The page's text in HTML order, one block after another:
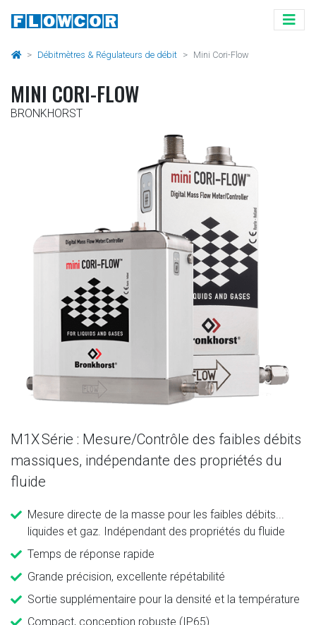
Débitmètres & Régulateurs de débit Mini Cori-Flow
MINI CORI-FLOW
BRONKHORST
M1X Série : Mesure/Contrôle des faibles débits
massiques, indépendante des propriétés du
fluide
Mesure directe de la masse pour les faibles débits...
liquides et gaz. Indépendant des propriétés du fluide
Temps de réponse rapide
Grande précision, excellente répétabilité
Sortie supplémentaire pour la densité et la température
Compact, conception robuste (IP65)